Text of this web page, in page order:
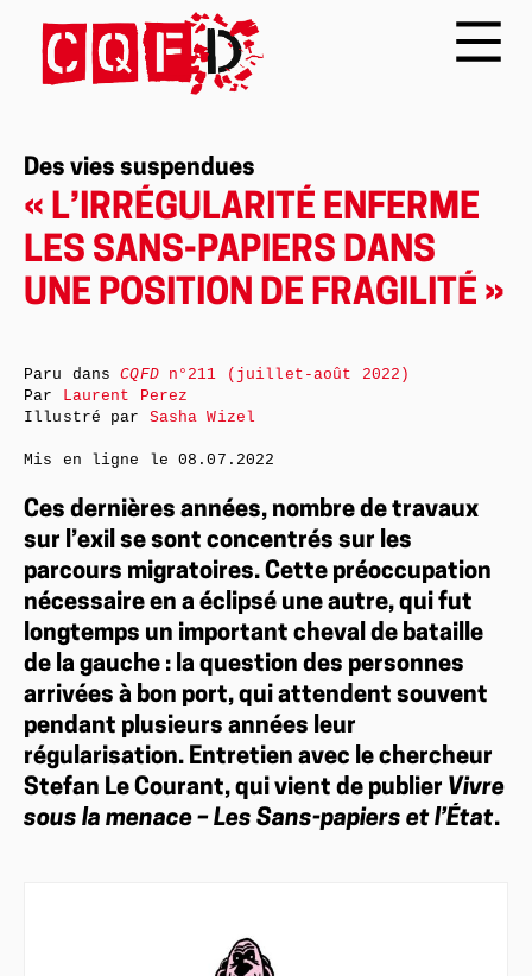
Des vies suspendues
« L’IRRÉGULARITÉ ENFERME
LES SANS-PAPIERS DANS
UNE POSITION DE FRAGILITÉ »
Ces dernières années, nombre de travaux
sur l’exil se sont concentrés sur les
parcours migratoires. Cette préoccupation
nécessaire en a éclipsé une autre, qui fut
longtemps un important cheval de bataille
de la gauche : la question des personnes
arrivées à bon port, qui attendent souvent
pendant plusieurs années leur
régularisation. Entretien avec le chercheur
Stefan Le Courant, qui vient de publier Vivre
sous la menace – Les Sans-papiers et l’État.
Paru dansCQFDn°211 (juillet-août 2022)
Par Laurent Perez
Illustré par Sasha Wizel
Mis en ligne le08.07.2022